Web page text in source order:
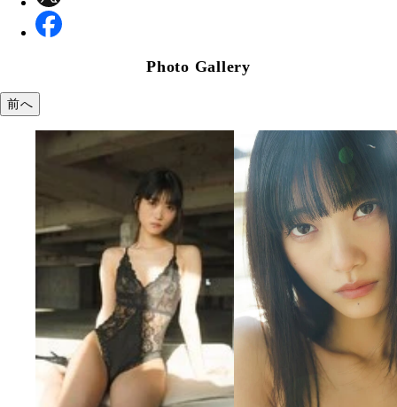
Photo Gallery
前へ